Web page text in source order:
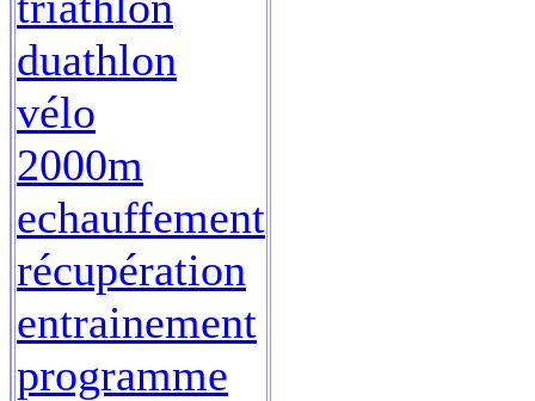
duathlon
vélo
2000m
echauffement
récupération
entrainement
programme